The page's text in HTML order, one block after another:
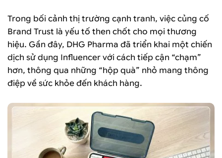
Trong bối cảnh thị trường cạnh tranh, việc củng cố
Brand Trust là yếu tố then chốt cho mọi thương
hiệu. Gần đây, DHG Pharma đã triển khai một chiến
dịch sử dụng Influencer với cách tiếp cận “chạm”
hơn, thông qua những “hộp quà” nhỏ mang thông
điệp về sức khỏe đến khách hàng.